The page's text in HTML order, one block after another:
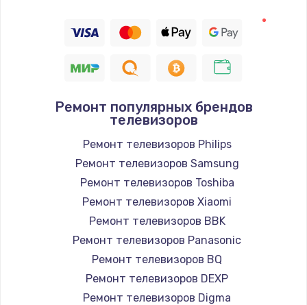
Восстановление цепи питания, пайка
Заказать
Программный ремонт/прошивка
Замена Bluetooth/Wi-Fi модуля
Заказать
Замена картридера
890 руб.
Ремонт популярных брендов
телевизоров
Ремонт телевизоров Philips
Ремонт телевизоров Samsung
Ремонт телевизоров Toshiba
Ремонт телевизоров Xiaomi
Ремонт телевизоров BBK
Ремонт телевизоров Panasonic
Ремонт телевизоров BQ
Ремонт телевизоров DEXP
Ремонт телевизоров Digma